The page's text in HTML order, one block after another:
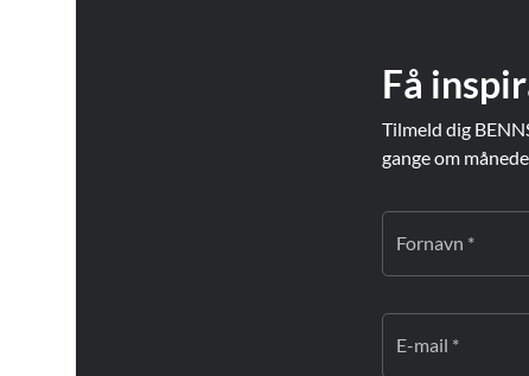
Få
Tilmeld dig
gange om
Fornavn *
E-mail *